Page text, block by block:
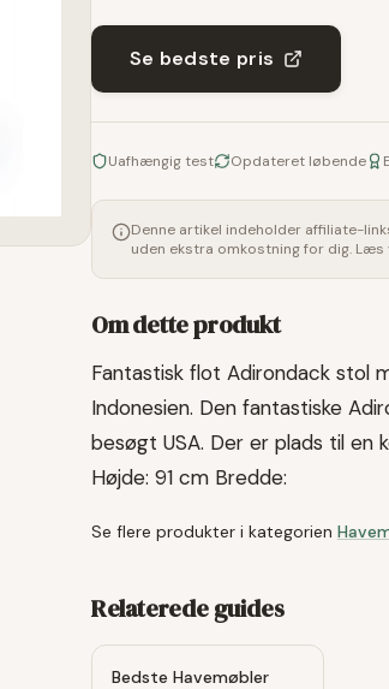
Se bedste pris
Uafhængig test Opdateret løbende
Denne artikel indeholder affiliate-
uden ekstra omkostning for dig. Læs
Om dette produkt
Fantastisk flot Adirondack stol
Indonesien. Den fantastiske
besøgt USA. Der er plads til en
Højde: 91 cm Bredde:
Se flere produkter i kategorien
Relaterede guides
Bedste Havemøbler